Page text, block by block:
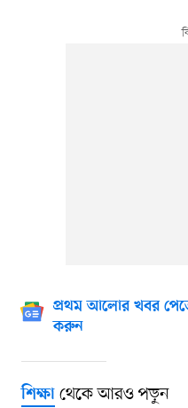
প্রথম আলোর খবর
করুন
শিক্ষাথেকে আরও পড়ুন